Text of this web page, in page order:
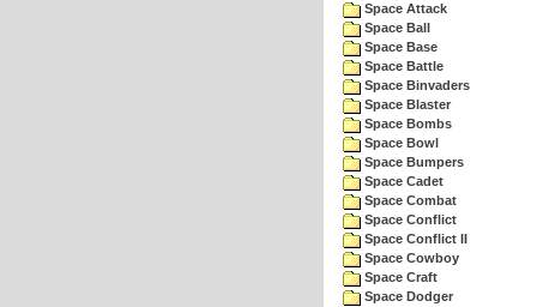
Space Attack
Space Ball
Space Base
Space Battle
Space Binvaders
Space Blaster
Space Bombs
Space Bowl
Space Bumpers
Space Cadet
Space Combat
Space Conflict
Space Conflict II
Space Cowboy
Space Craft
Space Dodger